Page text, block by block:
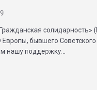
солидарность»
бывшего
нашу поддержку…